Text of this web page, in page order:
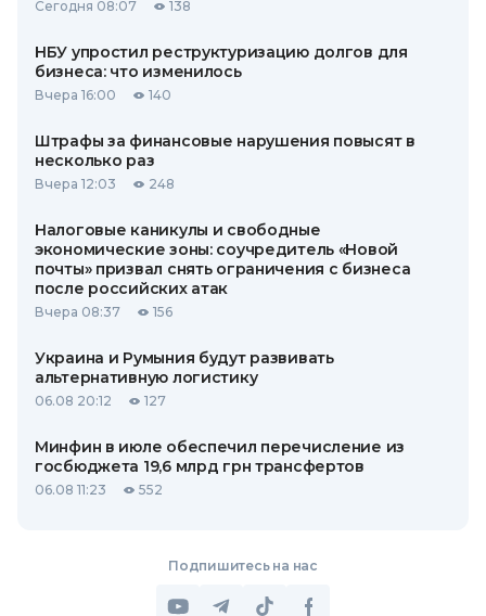
Сегодня 08:07 138
НБУ упростил реструктуризацию долгов для
бизнеса: что изменилось
Вчера 16:00 140
Штрафы за финансовые нарушения повысят в
несколько раз
Вчера 12:03 248
Налоговые каникулы и свободные
экономические зоны: соучредитель «Новой
почты» призвал снять ограничения с бизнеса
после российских атак
Вчера 08:37 156
Украина и Румыния будут развивать
альтернативную логистику
06.08 20:12 127
Минфин в июле обеспечил перечисление из
госбюджета 19,6 млрд грн трансфертов
06.08 11:23 552
Подпишитесь на нас